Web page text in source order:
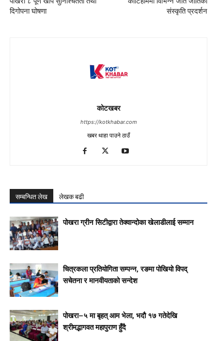
दिगोपना घोषणा
संस्कृति प्रदर्शन
कोटखबर
https://kotkhabar.com
खबर थाहा पाउने ठाउँ
सम्बन्धित लेख लेखक बढी
पोखरा ग्रीन सिटीद्वारा तेक्वान्दोका खेलाडीलाई सम्मान
चित्रकला प्रतियोगिता सम्पन्न, रङमा पोखियो विपद्
सचेतना र मानवीयताको सन्देश
पोखरा–५ मा बृहत् आम भेला, भदौ १७ गतेदेखि
श्रीमद्भागवत महापुराण हुँदै